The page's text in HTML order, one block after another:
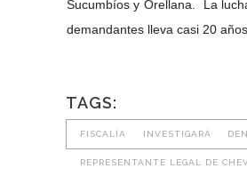
Sucumbíos y Orellana. La
demandantes lleva casi 20 años.
TAGS:
FISCALÍA INVESTIGARÁ
REPRESENTANTE LEGAL DE